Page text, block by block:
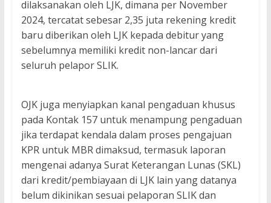
dilaksanakan oleh LJK, dimana per November
2024, tercatat sebesar 2,35 juta rekening kredit
baru diberikan oleh LJK kepada debitur yang
sebelumnya memiliki kredit non-lancar dari
seluruh pelapor SLIK.
OJK juga menyiapkan kanal pengaduan khusus
pada Kontak 157 untuk menampung pengaduan
jika terdapat kendala dalam proses pengajuan
KPR untuk MBR dimaksud, termasuk laporan
mengenai adanya Surat Keterangan Lunas (SKL)
dari kredit/pembiayaan di LJK lain yang datanya
belum dikinikan sesuai pelaporan SLIK dan